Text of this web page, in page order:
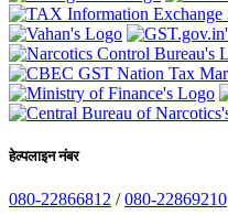
हेल्पलाइन नंबर
080-22866812 /080-22869210